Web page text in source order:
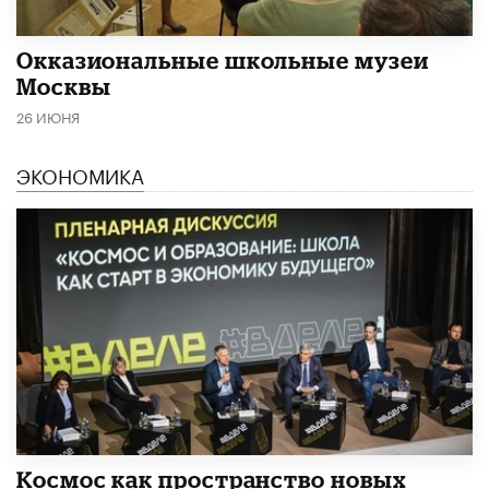
​Окказиональные школьные музеи
Москвы
26 ИЮНЯ
ЭКОНОМИКА
Космос как пространство новых